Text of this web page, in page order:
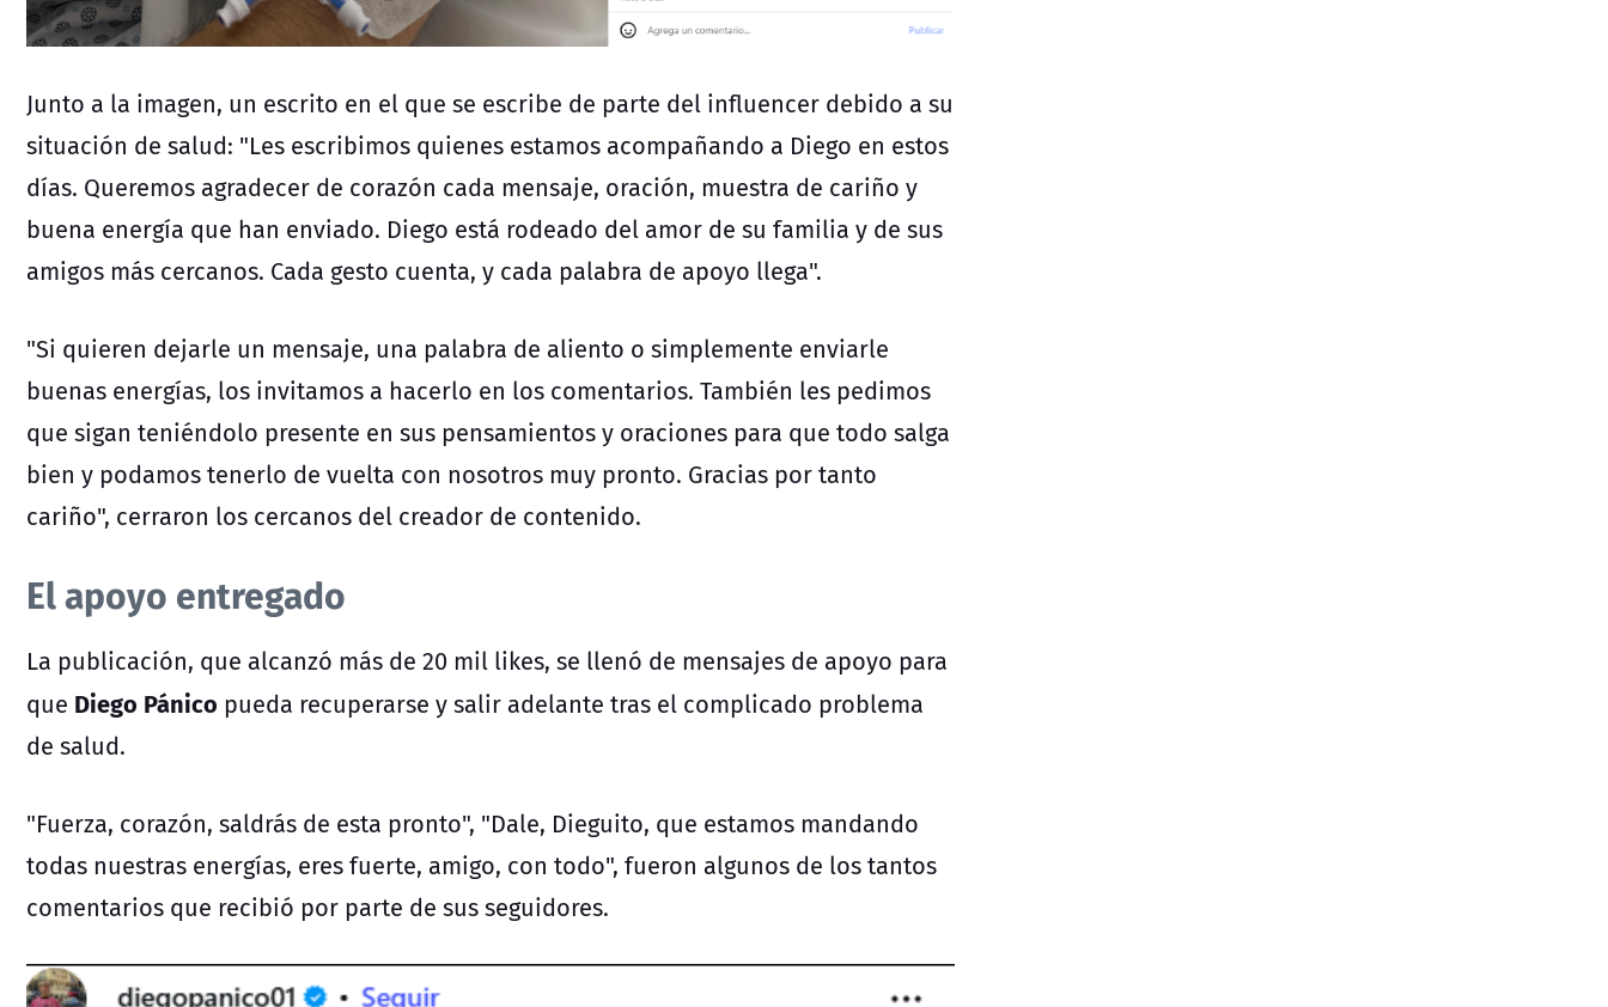
Junto a la imagen, un escrito en el que se escribe de parte del influencer debido a su
situación de salud: "Les escribimos quienes estamos acompañando a Diego en estos
días. Queremos agradecer de corazón cada mensaje, oración, muestra de cariño y
buena energía que han enviado. Diego está rodeado del amor de su familia y de sus
amigos más cercanos. Cada gesto cuenta, y cada palabra de apoyo llega".
"Si quieren dejarle un mensaje, una palabra de aliento o simplemente enviarle
buenas energías, los invitamos a hacerlo en los comentarios. También les pedimos
que sigan teniéndolo presente en sus pensamientos y oraciones para que todo salga
bien y podamos tenerlo de vuelta con nosotros muy pronto. Gracias por tanto
cariño", cerraron los cercanos del creador de contenido.
El apoyo entregado
La publicación, que alcanzó más de 20 mil likes, se llenó de mensajes de apoyo para
que Diego Pánico pueda recuperarse y salir adelante tras el complicado problema
de salud.
"Fuerza, corazón, saldrás de esta pronto", "Dale, Dieguito, que estamos mandando
todas nuestras energías, eres fuerte, amigo, con todo", fueron algunos de los tantos
comentarios que recibió por parte de sus seguidores.